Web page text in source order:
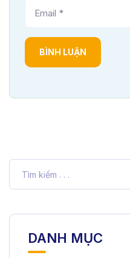
BÌNH LUẬN
DANH MỤC